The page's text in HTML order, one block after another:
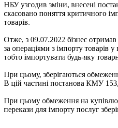
НБУ узгодив зміни, внесені
скасовано поняття критичного
товарів.
Отже, з 09.07.2022 бізнес
за операціями з імпорту
тобто імпортувати будь-яку
При цьому, зберігаються
В цій частині постанова КМУ
При цьому обмеження на купівлю
перекази для імпорту послуг